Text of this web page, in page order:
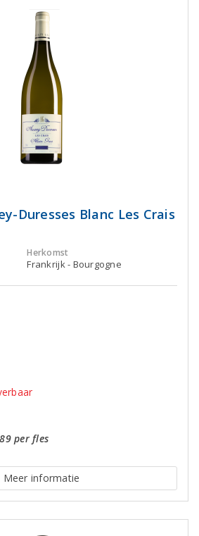
Duresses Blanc Les Crais
Herkomst
Frankrijk - Bourgogne
per fles
Meer informatie